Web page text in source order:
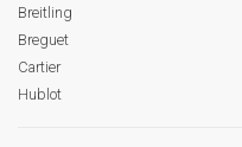
Breitling
Breguet
Cartier
Hublot